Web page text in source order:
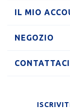
IL MIO
NEGOZIO